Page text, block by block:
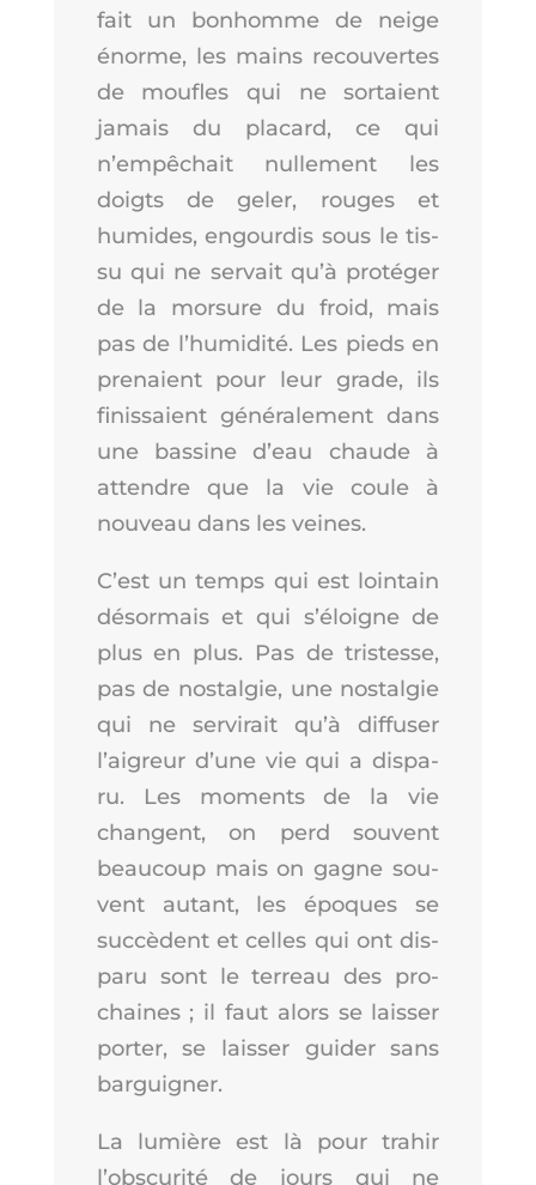
fait un bon­homme de neige
énorme, les mains recou­vertes
de moufles qui ne sor­taient
jamais du pla­card, ce qui
n’empêchait nul­le­ment les
doigts de geler, rouges et
humides, engour­dis sous le tis­
su qui ne ser­vait qu’à pro­té­ger
de la mor­sure du froid, mais
pas de l’hu­mi­di­té. Les pieds en
pre­naient pour leur grade, ils
finis­saient géné­ra­le­ment dans
une bas­sine d’eau chaude à
attendre que la vie coule à
nou­veau dans les veines.
C’est un temps qui est loin­tain
désor­mais et qui s’é­loigne de
plus en plus. Pas de tris­tesse,
pas de nos­tal­gie, une nos­tal­gie
qui ne ser­vi­rait qu’à dif­fu­ser
l’ai­greur d’une vie qui a dis­pa­
ru. Les moments de la vie
changent, on perd sou­vent
beau­coup mais on gagne sou­
vent autant, les époques se
suc­cèdent et celles qui ont dis­
pa­ru sont le ter­reau des pro­
chaines ; il faut alors se lais­ser
por­ter, se lais­ser gui­der sans
barguigner.
La lumière est là pour tra­hir
l’obs­cu­ri­té de jours qui ne